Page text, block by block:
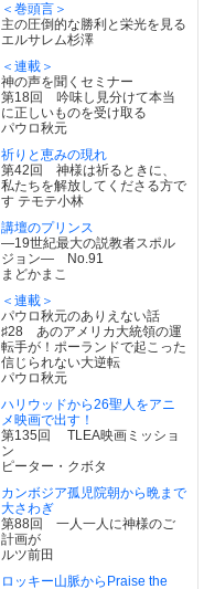
＜巻頭言＞
主の圧倒的な勝利と栄光を見る
エルサレム杉澤
＜連載＞
神の声を聞くセミナー
第18回 吟味し見分けて本当
に正しいものを受け取る
パウロ秋元
祈りと恵みの現れ
第42回 神様は祈るときに、
私たちを解放してくださる方で
す テモテ小林
講壇のプリンス
―19世紀最大の説教者スポル
ジョン― No.91
まどかまこ
＜連載＞
パウロ秋元のありえない話
♯28 あのアメリカ大統領の運
転手が！ポーランドで起こった
信じられない大逆転
パウロ秋元
ハリウッドから26聖人をアニ
メ映画で出す！
第135回 TLEA映画ミッショ
ン
ピーター・クボタ
カンボジア孤児院朝から晩まで
大さわぎ
第88回 一人一人に神様のご
計画が
ルツ前田
ロッキー山脈からPraise the